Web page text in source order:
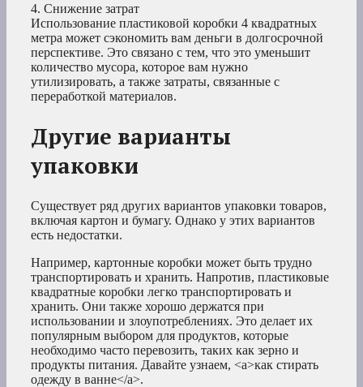
4. Снижение затрат
Использование пластиковой коробки 4 квадратных
метра может сэкономить вам деньги в долгосрочной
перспективе. Это связано с тем, что это уменьшит
количество мусора, которое вам нужно
утилизировать, а также затраты, связанные с
переработкой материалов.
Другие варианты
упаковки
Существует ряд других вариантов упаковки товаров,
включая картон и бумагу. Однако у этих вариантов
есть недостатки.
Например, картонные коробки может быть трудно
транспортировать и хранить. Напротив, пластиковые
квадратные коробки легко транспортировать и
хранить. Они также хорошо держатся при
использовании и злоупотреблениях. Это делает их
популярным выбором для продуктов, которые
необходимо часто перевозить, таких как зерно и
продукты питания. Давайте узнаем, <a>как стирать
одежду в ванне</a>.